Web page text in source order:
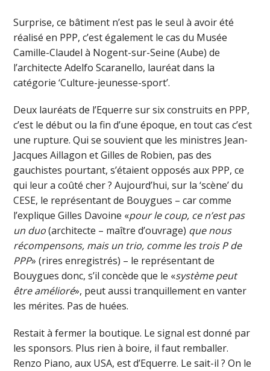
Surprise, ce bâtiment n’est pas le seul à avoir été
réalisé en PPP, c’est également le cas du Musée
Camille-Claudel à Nogent-sur-Seine (Aube) de
l’architecte Adelfo Scaranello, lauréat dans la
catégorie ‘Culture-jeunesse-sport’.
Deux lauréats de l’Equerre sur six construits en PPP,
c’est le début ou la fin d’une époque, en tout cas c’est
une rupture. Qui se souvient que les ministres Jean-
Jacques Aillagon et Gilles de Robien, pas des
gauchistes pourtant, s’étaient opposés aux PPP, ce
qui leur a coûté cher ? Aujourd’hui, sur la ‘scène’ du
CESE, le représentant de Bouygues – car comme
l’explique Gilles Davoine «pour le coup, ce n’est pas
un duo(architecte – maître d’ouvrage) que nous
récompensons, mais un trio, comme les trois P de
PPP» (rires enregistrés) – le représentant de
Bouygues donc, s’il concède que le «système peut
être amélioré», peut aussi tranquillement en vanter
les mérites. Pas de huées.
Restait à fermer la boutique. Le signal est donné par
les sponsors. Plus rien à boire, il faut remballer.
Renzo Piano, aux USA, est d’Equerre. Le sait-il ? On le